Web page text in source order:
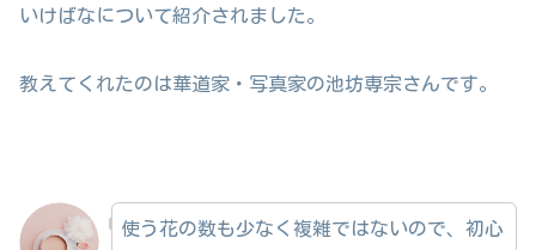
いけばなについて紹介されました。
教えてくれたのは華道家・写真家の池坊専宗さんです。
使う花の数も少なく複雑ではないので、初心